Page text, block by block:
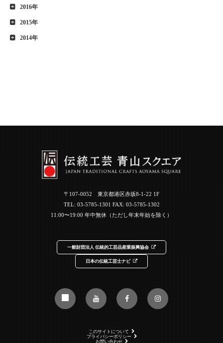
2016年
2015年
2014年
〒107-0052 東京都港区赤坂8-1-22 1F
TEL: 03-5785-1301 FAX: 03-5785-1302
11:00〜19:00 年中無休（ただし年末年始を除く）
一般財団法人 伝統的工芸品産業振興協会
日本の伝統工芸士ナビ
このサイトについて
プライバシーポリシー
お問い合わせ